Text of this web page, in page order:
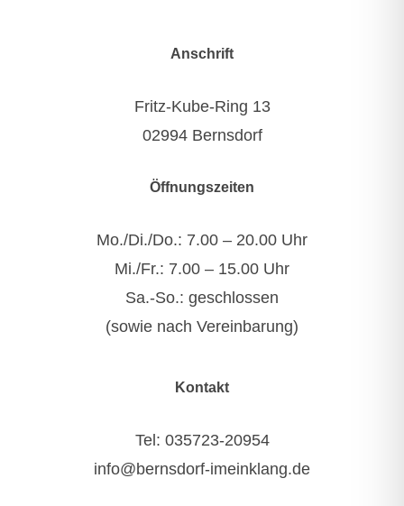
Anschrift
Fritz-Kube-Ring 13
02994 Bernsdorf
Öffnungszeiten
Mo./Di./Do.: 7.00 – 20.00 Uhr
Mi./Fr.: 7.00 – 15.00 Uhr
Sa.-So.: geschlossen
(sowie nach Vereinbarung)
Kontakt
Tel: 035723-20954
info@bernsdorf-imeinklang.de